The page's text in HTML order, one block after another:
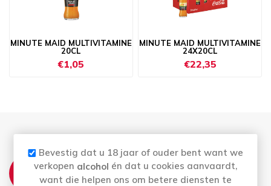
MINUTE MAID MULTIVITAMINE
20CL
€1,05
MINUTE MAID MULTIVITAMINE
24X20CL
€22,35
THUISLEVERING:
Ma t.e.m. Vrij: Vóór 16u besteld = morgen in
Bevestig dat u 18 jaar of ouder bent want we
verkopen alcohol én dat u cookies aanvaardt,
want die helpen ons om betere diensten te